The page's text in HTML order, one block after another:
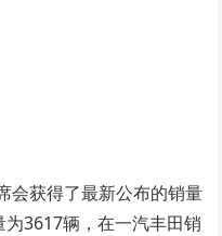
会获得了最新公布的销量
3617辆，在一汽丰田销